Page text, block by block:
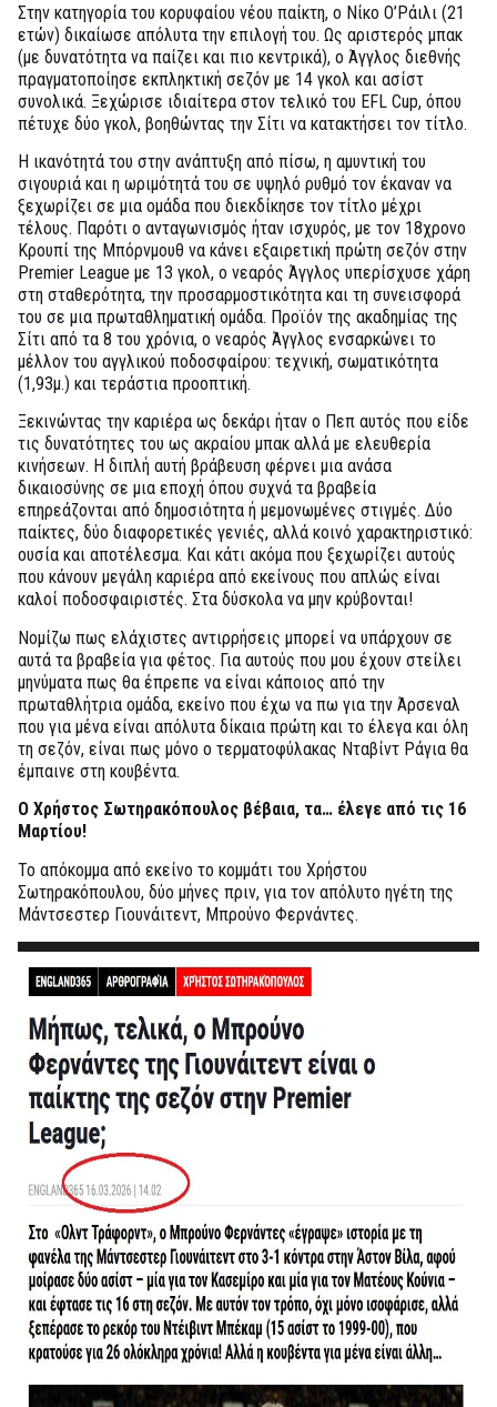
Στην κατηγορία του κορυφαίου νέου παίκτη, ο Νίκο Ο’Ράιλι (21
ετών) δικαίωσε απόλυτα την επιλογή του. Ως αριστερός μπακ
(με δυνατότητα να παίζει και πιο κεντρικά), ο Άγγλος διεθνής
πραγματοποίησε εκπληκτική σεζόν με 14 γκολ και ασίστ
συνολικά. Ξεχώρισε ιδιαίτερα στον τελικό του EFL Cup, όπου
πέτυχε δύο γκολ, βοηθώντας την Σίτι να κατακτήσει τον τίτλο.
Η ικανότητά του στην ανάπτυξη από πίσω, η αμυντική του
σιγουριά και η ωριμότητά του σε υψηλό ρυθμό τον έκαναν να
ξεχωρίζει σε μια ομάδα που διεκδίκησε τον τίτλο μέχρι
τέλους. Παρότι ο ανταγωνισμός ήταν ισχυρός, με τον 18χρονο
Κρουπί της Μπόρνμουθ να κάνει εξαιρετική πρώτη σεζόν στην
Premier League με 13 γκολ, ο νεαρός Άγγλος υπερίσχυσε χάρη
στη σταθερότητα, την προσαρμοστικότητα και τη συνεισφορά
του σε μια πρωταθληματική ομάδα. Προϊόν της ακαδημίας της
Σίτι από τα 8 του χρόνια, ο νεαρός Άγγλος ενσαρκώνει το
μέλλον του αγγλικού ποδοσφαίρου: τεχνική, σωματικότητα
(1,93μ.) και τεράστια προοπτική.
Ξεκινώντας την καριέρα ως δεκάρι ήταν ο Πεπ αυτός που είδε
τις δυνατότητες του ως ακραίου μπακ αλλά με ελευθερία
κινήσεων. Η διπλή αυτή βράβευση φέρνει μια ανάσα
δικαιοσύνης σε μια εποχή όπου συχνά τα βραβεία
επηρεάζονται από δημοσιότητα ή μεμονωμένες στιγμές. Δύο
παίκτες, δύο διαφορετικές γενιές, αλλά κοινό χαρακτηριστικό:
ουσία και αποτέλεσμα. Και κάτι ακόμα που ξεχωρίζει αυτούς
που κάνουν μεγάλη καριέρα από εκείνους που απλώς είναι
καλοί ποδοσφαιριστές. Στα δύσκολα να μην κρύβονται!
Νομίζω πως ελάχιστες αντιρρήσεις μπορεί να υπάρχουν σε
αυτά τα βραβεία για φέτος. Για αυτούς που μου έχουν στείλει
μηνύματα πως θα έπρεπε να είναι κάποιος από την
πρωταθλήτρια ομάδα, εκείνο που έχω να πω για την Άρσεναλ
που για μένα είναι απόλυτα δίκαια πρώτη και το έλεγα και όλη
τη σεζόν, είναι πως μόνο ο τερματοφύλακας Νταβίντ Ράγια θα
έμπαινε στη κουβέντα.
Ο Χρήστος Σωτηρακόπουλος βέβαια, τα… έλεγε από τις 16
Μαρτίου!
Το απόκομμα από εκείνο το κομμάτι του Χρήστου
Σωτηρακόπουλου, δύο μήνες πριν, για τον απόλυτο ηγέτη της
Μάντσεστερ Γιουνάιτεντ, Μπρούνο Φερνάντες.